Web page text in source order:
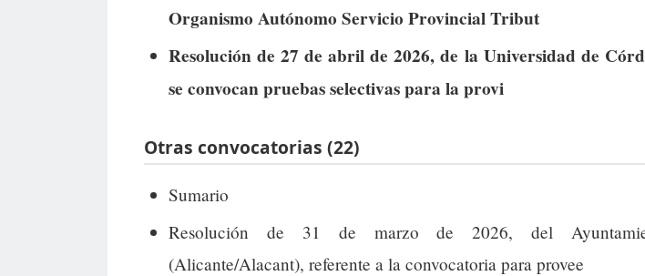
Organismo Autónomo Servicio Provincial Tribut
Resolución de 27 de abril de 2026, de la Universidad de
se convocan pruebas selectivas para la provi
Otras convocatorias (22)
Sumario
Resolución de 31 de marzo de 2026, del
(Alicante/Alacant), referente a la convocatoria para provee